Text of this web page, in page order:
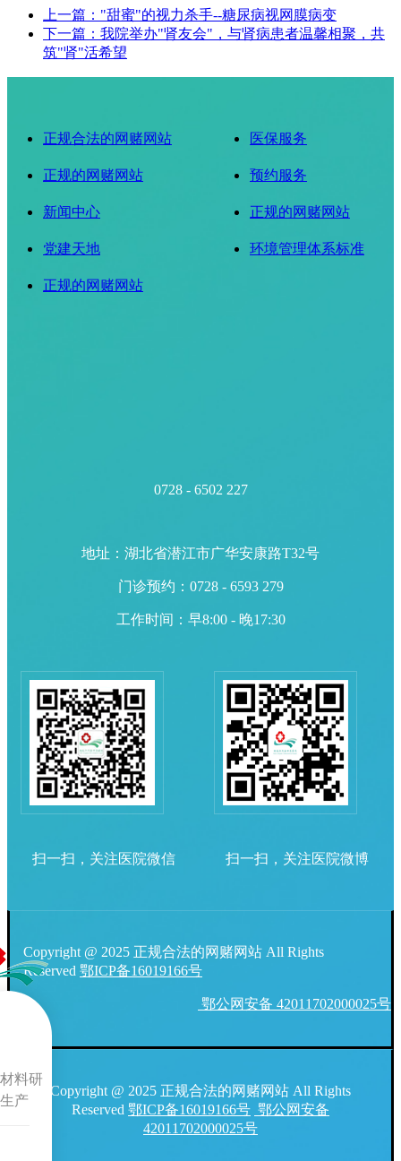
上一篇："甜蜜"的视力杀手--糖尿病视网膜病变
下一篇：我院举办"肾友会"，与肾病患者温馨相聚，共
筑"肾"活希望
正规合法的网赌网站
正规的网赌网站
新闻中心
党建天地
正规的网赌网站
医保服务
预约服务
正规的网赌网站
环境管理体系标准
0728 - 6502 227
地址：湖北省潜江市广华安康路T32号
门诊预约：0728 - 6593 279
工作时间：早8:00 - 晚17:30
扫一扫，关注医院微信 扫一扫，关注医院微博
Copyright @ 2025 正规合法的网赌网站 All Rights
Reserved 鄂ICP备16019166号
鄂公网安备 42011702000025号
Copyright @ 2025 正规合法的网赌网站 All Rights
Reserved 鄂ICP备16019166号 鄂公网安备
42011702000025号
料研
产